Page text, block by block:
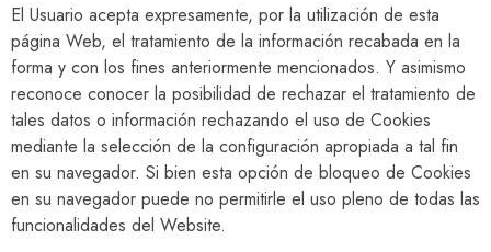
El Usuario acepta expresamente, por la utilización de esta
página Web, el tratamiento de la información recabada en la
forma y con los fines anteriormente mencionados. Y asimismo
reconoce conocer la posibilidad de rechazar el tratamiento de
tales datos o información rechazando el uso de Cookies
mediante la selección de la configuración apropiada a tal fin
en su navegador. Si bien esta opción de bloqueo de Cookies
en su navegador puede no permitirle el uso pleno de todas las
funcionalidades del Website.